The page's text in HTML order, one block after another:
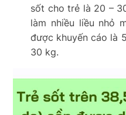
sốt cho trẻ là 20 –
làm nhiều liều nhỏ
được khuyến cáo là
30 kg.